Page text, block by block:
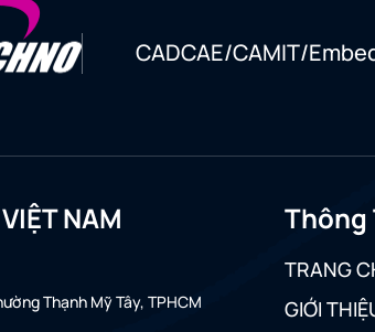
CADCAE/CAMIT/
NAM
Thạnh Mỹ Tây, TPHCM
Thông
TRANG
GIỚI